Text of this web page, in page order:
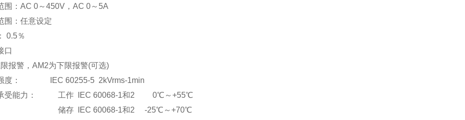
围：AC 0～450V ，AC 0～5A
围： 任意设定
0.5％
口
报警，AM2为下限报警(可选)
度： IEC 60255-5 2kVrms-1min
受能力： 工作 IEC 60068-1和2 0℃～+55℃
储存 IEC 60068-1和2 -25℃～+70℃